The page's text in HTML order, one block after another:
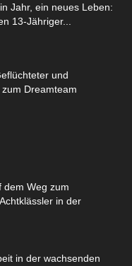
Jahr, ein neues Leben:
13-Jähriger...
und
Dreamteam
dem Weg zum
in der
in der wachsenden